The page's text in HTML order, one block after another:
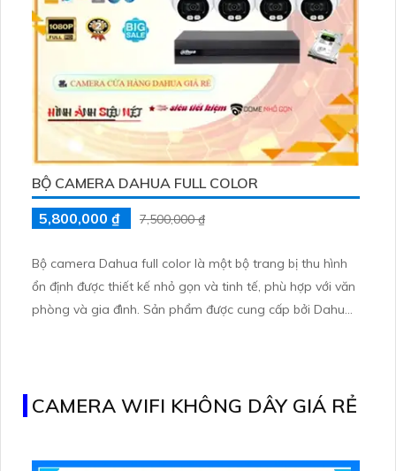
BỘ CAMERA DAHUA FULL COLOR
5,800,000 ₫
7,500,000 ₫
Bộ camera Dahua full color là một bộ trang bị thu hình
ổn định được thiết kế nhỏ gọn và tinh tế, phù hợp với văn
phòng và gia đình. Sản phẩm được cung cấp bởi Dahua,
chính như camera, đầu ghi hình và phần mềm quản lý
CAMERA WIFI KHÔNG DÂY GIÁ RẺ